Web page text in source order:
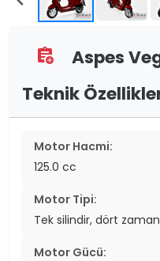
assignment_add
Aspes
Teknik
Motor Hacmi:
125.0 cc
Motor Tipi:
Tek silindir, dört
Motor Gücü: